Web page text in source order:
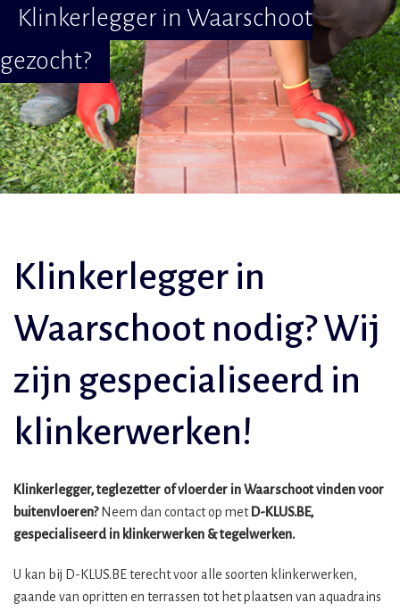
Klinkerlegger in Waarschoot
gezocht?
Klinkerlegger in
Waarschoot nodig? Wij
zijn gespecialiseerd in
klinkerwerken!
Klinkerlegger, teglezetter of vloerder in Waarschoot vinden voor
buitenvloeren?Neem dan contact op metD-KLUS.BE,
gespecialiseerd in klinkerwerken & tegelwerken.
U kan bij D-KLUS.BE terecht voor alle soorten klinkerwerken,
gaande van opritten en terrassen tot het plaatsen van aquadrains